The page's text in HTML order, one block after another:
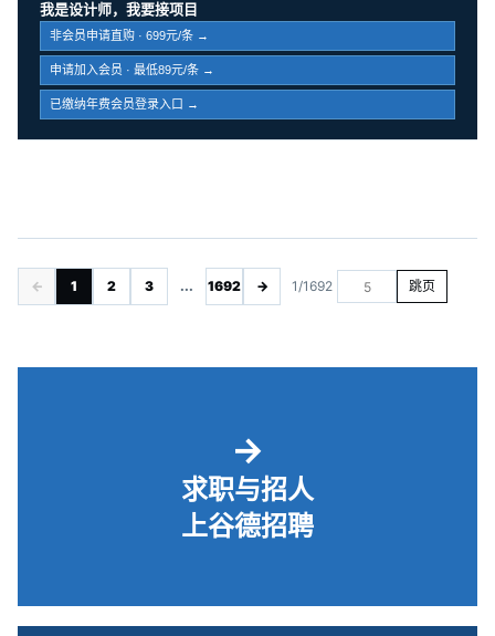
我是设计师，我要接项目
非会员申请直购 · 699元/条 →
申请加入会员 · 最低89元/条 →
已缴纳年费会员登录入口 →
← 1 2 3 ... 1692 → 1/1692 跳页
→
求职与招人
上谷德招聘